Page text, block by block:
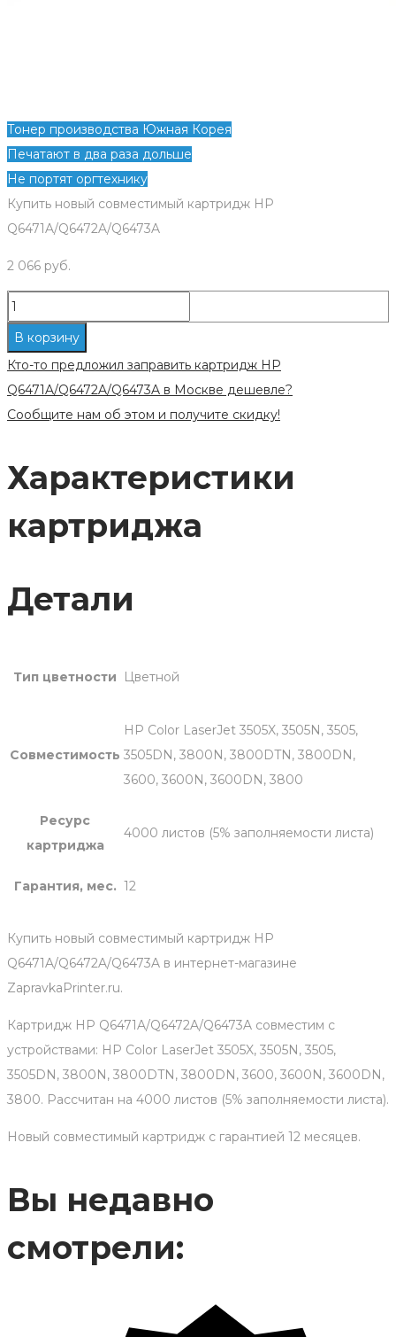
Тонер производства Южная Корея
Печатают в два раза дольше
Не портят оргтехнику
Купить новый совместимый картридж HP
Q6471A/Q6472A/Q6473A
2 066 руб.
Количество
Новый
совместимый
картридж
В корзину
Кто-то предложил заправить картридж HP
Q6471A/Q6472A/Q6473A в Москве дешевле?
Сообщите нам об этом и получите скидку!
Характеристики
картриджа
Детали
Тип цветности Цветной
Совместимость
HP Color LaserJet 3505X, 3505N, 3505,
3505DN, 3800N, 3800DTN, 3800DN,
3600, 3600N, 3600DN, 3800
Ресурс
картриджа
4000 листов (5% заполняемости листа)
Гарантия, мес. 12
Купить новый совместимый картридж HP
Q6471A/Q6472A/Q6473A в интернет-магазине
ZapravkaPrinter.ru.
Картридж HP Q6471A/Q6472A/Q6473A совместим с
устройствами: HP Color LaserJet 3505X, 3505N, 3505,
3505DN, 3800N, 3800DTN, 3800DN, 3600, 3600N, 3600DN,
3800. Рассчитан на 4000 листов (5% заполняемости листа).
Новый совместимый картридж с гарантией 12 месяцев.
Вы недавно
смотрели: